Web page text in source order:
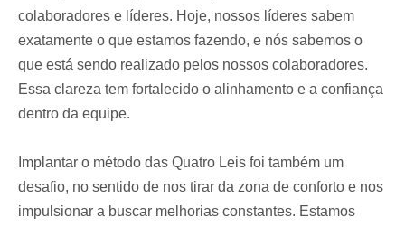
colaboradores e líderes. Hoje, nossos líderes sabem
exatamente o que estamos fazendo, e nós sabemos o
que está sendo realizado pelos nossos colaboradores.
Essa clareza tem fortalecido o alinhamento e a confiança
dentro da equipe.
Implantar o método das Quatro Leis foi também um
desafio, no sentido de nos tirar da zona de conforto e nos
impulsionar a buscar melhorias constantes. Estamos